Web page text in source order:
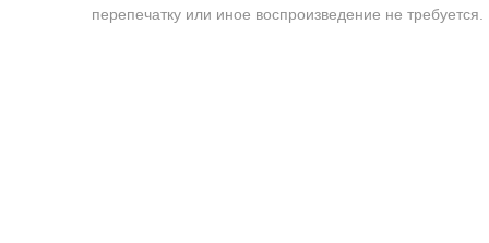
перепечатку или иное воспроизведение не требуется.